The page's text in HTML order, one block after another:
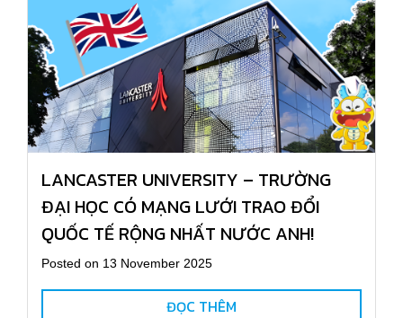
LANCASTER UNIVERSITY – TRƯỜNG
ĐẠI HỌC CÓ MẠNG LƯỚI TRAO ĐỔI
QUỐC TẾ RỘNG NHẤT NƯỚC ANH!
Posted on 13 November 2025
ĐỌC THÊM